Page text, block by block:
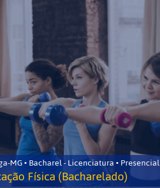
MG • Bacharel - Licenciatura • Presencial
Física (Bacharelado)